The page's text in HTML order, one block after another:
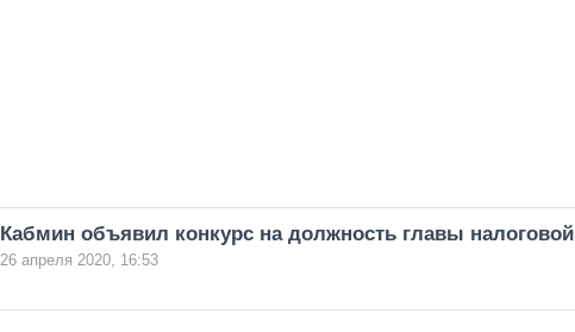
Кабмин объявил конкурс на должность главы налоговой
26 апреля 2020, 16:53